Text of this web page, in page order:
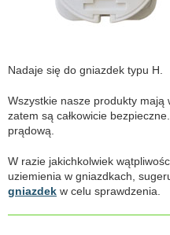
Nadaje się do gniazdek typu H.
Wszystkie nasze produkty
zatem są całkowicie
prądową.
W razie jakichkolwiek
uziemienia w gniazdkach,
gniazdek w celu sprawdzenia.